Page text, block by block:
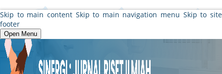
Skip to main content Skip to main navigation menu Skip to site
footer
Open Menu